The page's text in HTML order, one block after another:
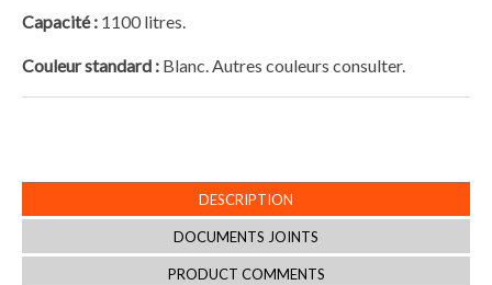
Capacité : 1100 litres.
Couleur standard : Blanc. Autres couleurs consulter.
DESCRIPTION
DOCUMENTS JOINTS
PRODUCT COMMENTS